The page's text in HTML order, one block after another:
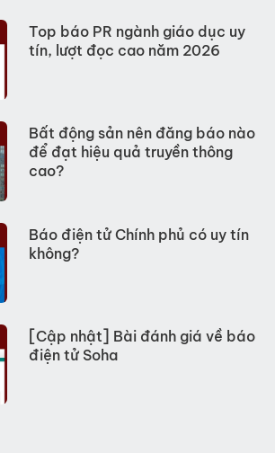
Top báo PR ngành giáo dục uy
tín, lượt đọc cao năm 2026
Bất động sản nên đăng báo nào
để đạt hiệu quả truyền thông
cao?
Báo điện tử Chính phủ có uy tín
không?
[Cập nhật] Bài đánh giá về báo
điện tử Soha